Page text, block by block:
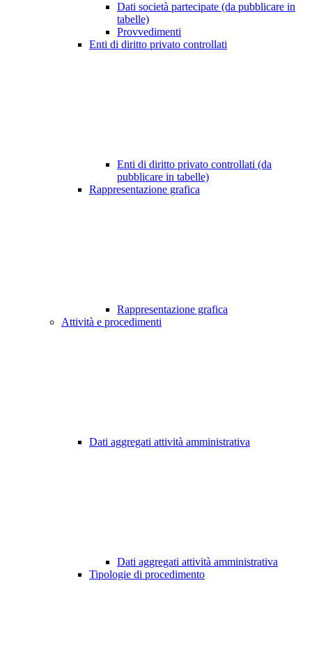
Dati società partecipate (da pubblicare in
tabelle)
Provvedimenti
Enti di diritto privato controllati
Enti di diritto privato controllati (da
pubblicare in tabelle)
Rappresentazione grafica
Rappresentazione grafica
Attività e procedimenti
Dati aggregati attività amministrativa
Dati aggregati attività amministrativa
Tipologie di procedimento